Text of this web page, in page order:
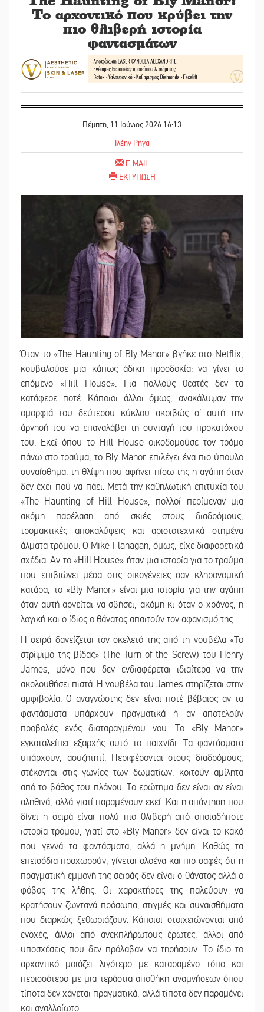
Το αρχοντικό που κρύβει την
πιο θλιβερή ιστορία
φαντασμάτων
Πέμπτη, 11 Ιούνιος 2026 16:13
Ιλέην Ρήγα
E-MAIL
ΕΚΤΥΠΩΣΗ
Όταν το «The Haunting of Bly Manor» βγήκε στο Netflix,
κουβαλούσε μια κάπως άδικη προσδοκία: να γίνει το
επόμενο «Hill House». Για πολλούς θεατές δεν τα
κατάφερε ποτέ. Κάποιοι άλλοι όμως, ανακάλυψαν την
ομορφιά του δεύτερου κύκλου ακριβώς σ’ αυτή την
άρνησή του να επαναλάβει τη συνταγή του προκατόχου
του. Εκεί όπου το Hill House οικοδομούσε τον τρόμο
πάνω στο τραύμα, το Bly Manor επιλέγει ένα πιο ύπουλο
συναίσθημα: τη θλίψη που αφήνει πίσω της η αγάπη όταν
δεν έχει πού να πάει. Μετά την καθηλωτική επιτυχία του
«The Haunting of Hill House», πολλοί περίμεναν μια
ακόμη παρέλαση από σκιές στους διαδρόμους,
τρομακτικές αποκαλύψεις και αριστοτεχνικά στημένα
άλματα τρόμου. Ο Mike Flanagan, όμως, είχε διαφορετικά
σχέδια. Αν το «Hill House» ήταν μια ιστορία για το τραύμα
που επιβιώνει μέσα στις οικογένειες σαν κληρονομική
κατάρα, το «Bly Manor» είναι μια ιστορία για την αγάπη
όταν αυτή αρνείται να σβήσει, ακόμη κι όταν ο χρόνος, η
λογική και ο ίδιος ο θάνατος απαιτούν τον αφανισμό της.
Η σειρά δανείζεται τον σκελετό της από τη νουβέλα «Το
στρίψιμο της βίδας» (The Turn of the Screw) του Henry
James, μόνο που δεν ενδιαφέρεται ιδιαίτερα να την
ακολουθήσει πιστά. Η νουβέλα του James στηρίζεται στην
αμφιβολία. Ο αναγνώστης δεν είναι ποτέ βέβαιος αν τα
φαντάσματα υπάρχουν πραγματικά ή αν αποτελούν
προβολές ενός διαταραγμένου νου. Το «Bly Manor»
εγκαταλείπει εξαρχής αυτό το παιχνίδι. Τα φαντάσματα
υπάρχουν, ασυζητητί. Περιφέρονται στους διαδρόμους,
στέκονται στις γωνίες των δωματίων, κοιτούν αμίλητα
από το βάθος του πλάνου. Το ερώτημα δεν είναι αν είναι
αληθινά, αλλά γιατί παραμένουν εκεί. Και η απάντηση που
δίνει η σειρά είναι πολύ πιο θλιβερή από οποιαδήποτε
ιστορία τρόμου, γιατί στο «Bly Manor» δεν είναι το κακό
που γεννά τα φαντάσματα, αλλά η μνήμη. Καθώς τα
επεισόδια προχωρούν, γίνεται ολοένα και πιο σαφές ότι η
πραγματική εμμονή της σειράς δεν είναι ο θάνατος αλλά ο
φόβος της λήθης. Οι χαρακτήρες της παλεύουν να
κρατήσουν ζωντανά πρόσωπα, στιγμές και συναισθήματα
που διαρκώς ξεθωριάζουν. Κάποιοι στοιχειώνονται από
ενοχές, άλλοι από ανεκπλήρωτους έρωτες, άλλοι από
υποσχέσεις που δεν πρόλαβαν να τηρήσουν. Το ίδιο το
αρχοντικό μοιάζει λιγότερο με καταραμένο τόπο και
περισσότερο με μια τεράστια αποθήκη αναμνήσεων όπου
τίποτα δεν χάνεται πραγματικά, αλλά τίποτα δεν παραμένει
και αναλλοίωτο.